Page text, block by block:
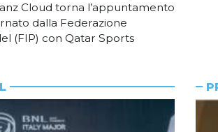
Cloud torna l’appuntamento
dalla Federazione
(FIP) con Qatar Sports